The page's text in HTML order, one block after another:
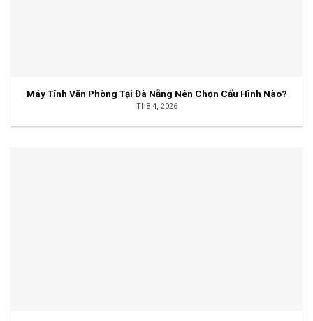
Máy Tính Văn Phòng Tại Đà Nẵng Nên Chọn Cấu Hình Nào?
Th8 4, 2026